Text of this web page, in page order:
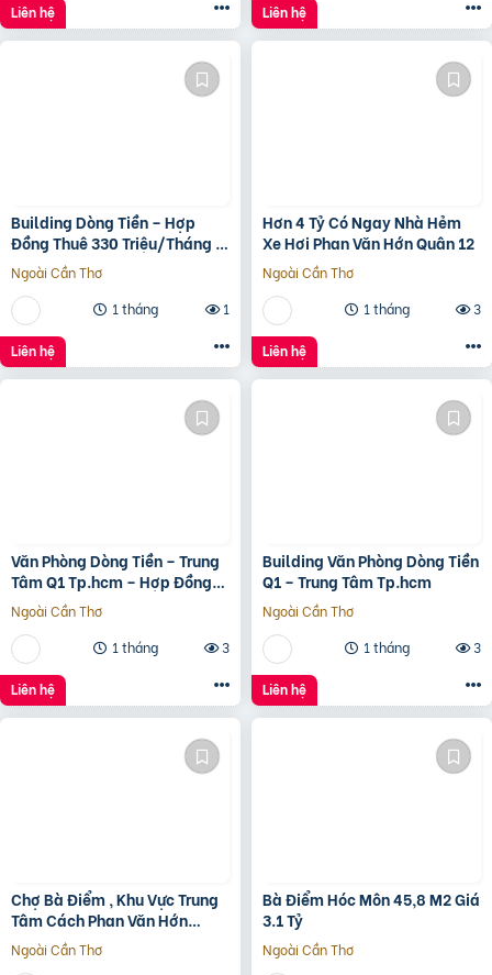
Liên hệ Liên hệ
Building Dòng Tiền – Hợp
Đồng Thuê 330 Triệu/Tháng –
Quận 5, Tp.hcm -139Ty
Ngoài Cần Thơ
1 tháng
1
Liên hệ
Hơn 4 Tỷ Có Ngay Nhà Hẻm
Xe Hơi Phan Văn Hớn Quân 12
Ngoài Cần Thơ
1 tháng
3
Liên hệ
Văn Phòng Dòng Tiền – Trung
Tâm Q1 Tp.hcm – Hợp Đồng
Thuê 250 Triệu/Tháng – 115
Tỷ
Ngoài Cần Thơ
1 tháng
3
Liên hệ
Building Văn Phòng Dòng Tiền
Q1 – Trung Tâm Tp.hcm
Ngoài Cần Thơ
1 tháng
3
Liên hệ
Chợ Bà Điểm , Khu Vực Trung
Tâm Cách Phan Văn Hớn
100m
Ngoài Cần Thơ
Bà Điểm Hóc Môn 45,8 M2 Giá
3.1 Tỷ
Ngoài Cần Thơ